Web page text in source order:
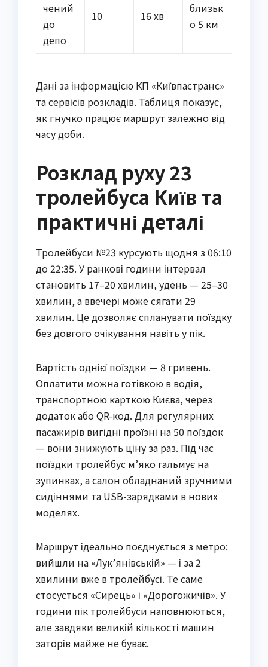
чений
до
депо
10 16 хв
близьк
о 5 км
Дані за інформацією КП «Київпастранс»
та сервісів розкладів. Таблиця показує,
як гнучко працює маршрут залежно від
часу доби.
Розклад руху 23
тролейбуса Київ та
практичні деталі
Тролейбуси №23 курсують щодня з 06:10
до 22:35. У ранкові години інтервал
становить 17–20 хвилин, удень — 25–30
хвилин, а ввечері може сягати 29
хвилин. Це дозволяє спланувати поїздку
без довгого очікування навіть у пік.
Вартість однієї поїздки — 8 гривень.
Оплатити можна готівкою в водія,
транспортною карткою Києва, через
додаток або QR-код. Для регулярних
пасажирів вигідні проїзні на 50 поїздок
— вони знижують ціну за раз. Під час
поїздки тролейбус м’яко гальмує на
зупинках, а салон обладнаний зручними
сидіннями та USB-зарядками в нових
моделях.
Маршрут ідеально поєднується з метро:
вийшли на «Лук’янівській» — і за 2
хвилини вже в тролейбусі. Те саме
стосується «Сирець» і «Дорогожичів». У
години пік тролейбуси наповнюються,
але завдяки великій кількості машин
заторів майже не буває.